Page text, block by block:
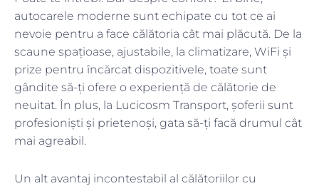
autocarele moderne sunt echipate cu tot ce ai
nevoie pentru a face călătoria cât mai plăcută. De la
scaune spațioase, ajustabile, la climatizare, WiFi și
prize pentru încărcat dispozitivele, toate sunt
gândite să-ți ofere o experiență de călătorie de
neuitat. În plus, la Lucicosm Transport, șoferii sunt
profesioniști și prietenoși, gata să-ți facă drumul cât
mai agreabil.
Un alt avantaj incontestabil al călătoriilor cu